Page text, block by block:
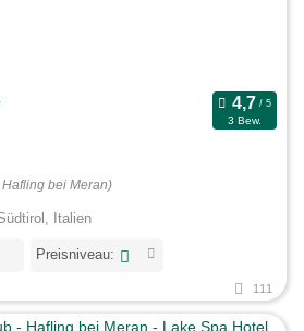
3 Bew.
bei Meran)
Italien
Preisniveau:
111